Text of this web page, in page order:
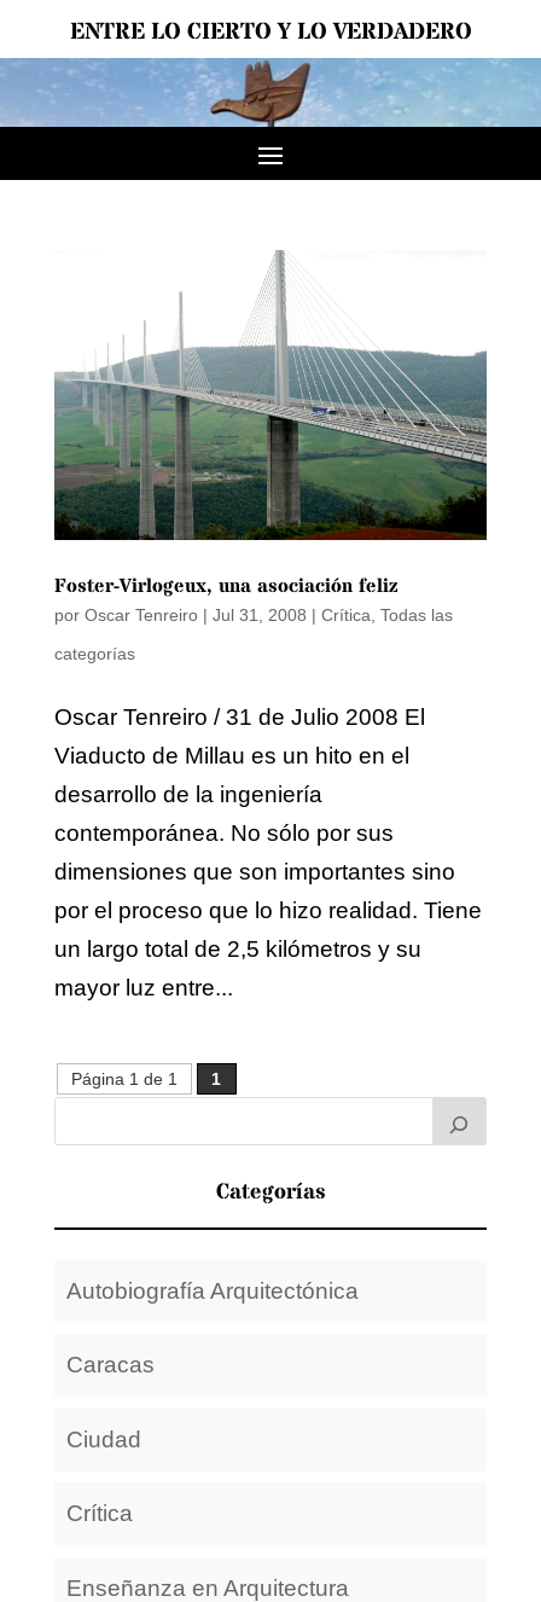
ENTRE LO CIERTO Y LO VERDADERO
Foster-Virlogeux, una asociación feliz
por Oscar Tenreiro| Jul 31, 2008 | Crítica Todas las
categorías
Oscar Tenreiro / 31 de Julio 2008 El
Viaducto de Millau es un hito en el
desarrollo de la ingeniería
contemporánea. No sólo por sus
dimensiones que son importantes sino
por el proceso que lo hizo realidad. Tiene
un largo total de 2,5 kilómetros y su
mayor luz entre...
Página 1 de 1 1
Categorías
Autobiografía Arquitectónica
Caracas
Ciudad
Crítica
Enseñanza en Arquitectura